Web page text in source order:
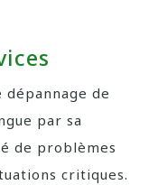
dépannage de
par sa
de problèmes
critiques.